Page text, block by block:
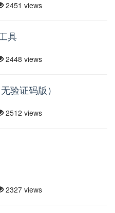
2451 views
具
2448 views
验证码版）
2512 views
2327 views